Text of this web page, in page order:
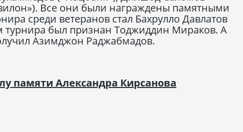
Все они были награждены памятными
среди ветеранов стал Бахрулло Давлатов
был признан Тоджиддин Мираков. А
Азимджон Раджабмадов.
памяти Александра Кирсанова